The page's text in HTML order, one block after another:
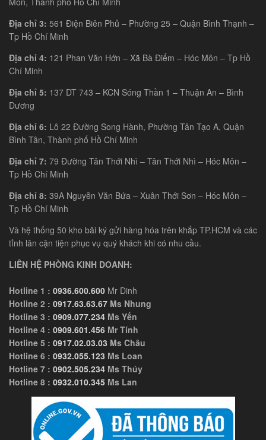
Địa chỉ 3: 561 Điện Biên Phủ – Phường 25 – Quận Bình Thạnh –
Tp Hồ Chí Minh
Địa chỉ 4: 121 Phan Văn Hớn – Xã Bà Điểm – Hóc Môn – Tp Hồ
Chí Minh
Địa chỉ 5: 137 DT 743 – KCN Sóng Thần 1 – Thuận An – Bình
Dương
Địa chỉ 6: Lô 22 Đường Song Hành, Phường Tân Tạo A, Quận
Bình Tân, Thành phố Hồ Chí Minh
Địa chỉ 7: 79 Đường Tân Thới Nhì – Tân Thới Nhì – Hóc Môn –
Tp Hồ Chí Minh
Địa chỉ 8: 39A Nguyễn Văn Bứa – Xuân Thới Sơn – Hóc Môn –
Tp Hồ Chí Minh
Và hệ thống 50 kho bãi ký gửi hàng hóa trên khắp TP.HCM và các
tỉnh lân cận tiện phục vụ quý khách khi có nhu cầu.
LIÊN HỆ PHÒNG KINH DOANH:
Hotline 1 : 0936.600.600 Mr Dinh
Hotline 2 : 0917.63.63.67 Ms Nhung
Hotline 3 : 0909.077.234 Ms Yến
Hotline 4 : 0909.601.456 Mr Tính
Hotline 5 : 0917.02.03.03 Ms Châu
Hotline 6 : 0932.055.123 Ms Loan
Hotline 7 : 0902.505.234 Ms Thúy
Hotline 8 : 0932.010.345 Ms Lan